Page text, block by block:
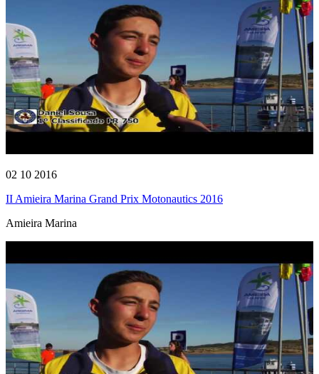
02 10 2016
II Amieira Marina Grand Prix Motonautics 2016
Amieira Marina